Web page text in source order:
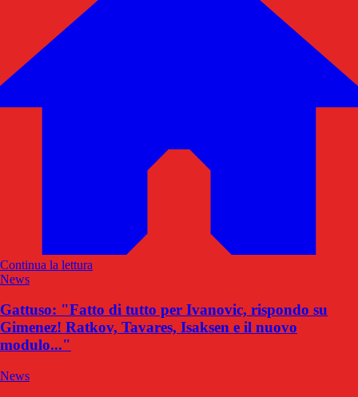
Continua la lettura
News
Gattuso: "Fatto di tutto per Ivanovic, rispondo su
Gimenez! Ratkov, Tavares, Isaksen e il nuovo
modulo..."
News